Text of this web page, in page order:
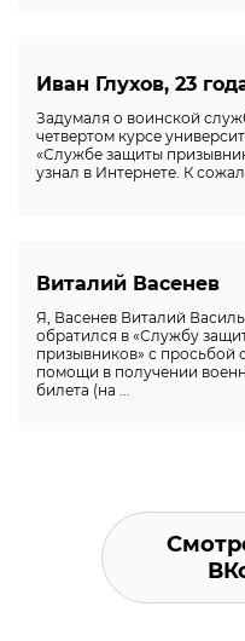
Иван Глухов, 23
Задумаля о воинской
четвертом курсе
«Службе защиты
узнал в Интернете. К
Виталий Васенев
Я, Васенев Виталий
обратился в «Службу
призывников» с просьбой
помощи в получении
билета (на ...